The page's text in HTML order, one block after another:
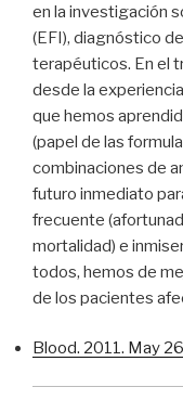
en la investigación
(EFI), diagnóstico
terapéuticos. En el
desde la
que hemos
(papel de las
combinaciones de
futuro inmediato
frecuente
mortalidad) e
todos, hemos de
de los pacientes
Blood. 2011. May 26